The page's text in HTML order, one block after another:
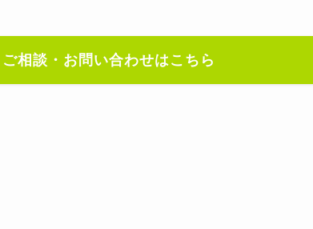
ご相談・お問い合わせはこちら